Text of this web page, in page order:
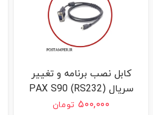
کابل نصب برنامه و تغییر
سریال (RS232) PAX S90
۵۰۰,۰۰۰ تومان